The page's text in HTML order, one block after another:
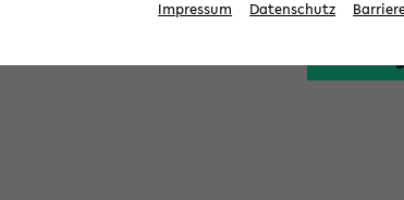
Impressum Datenschutz